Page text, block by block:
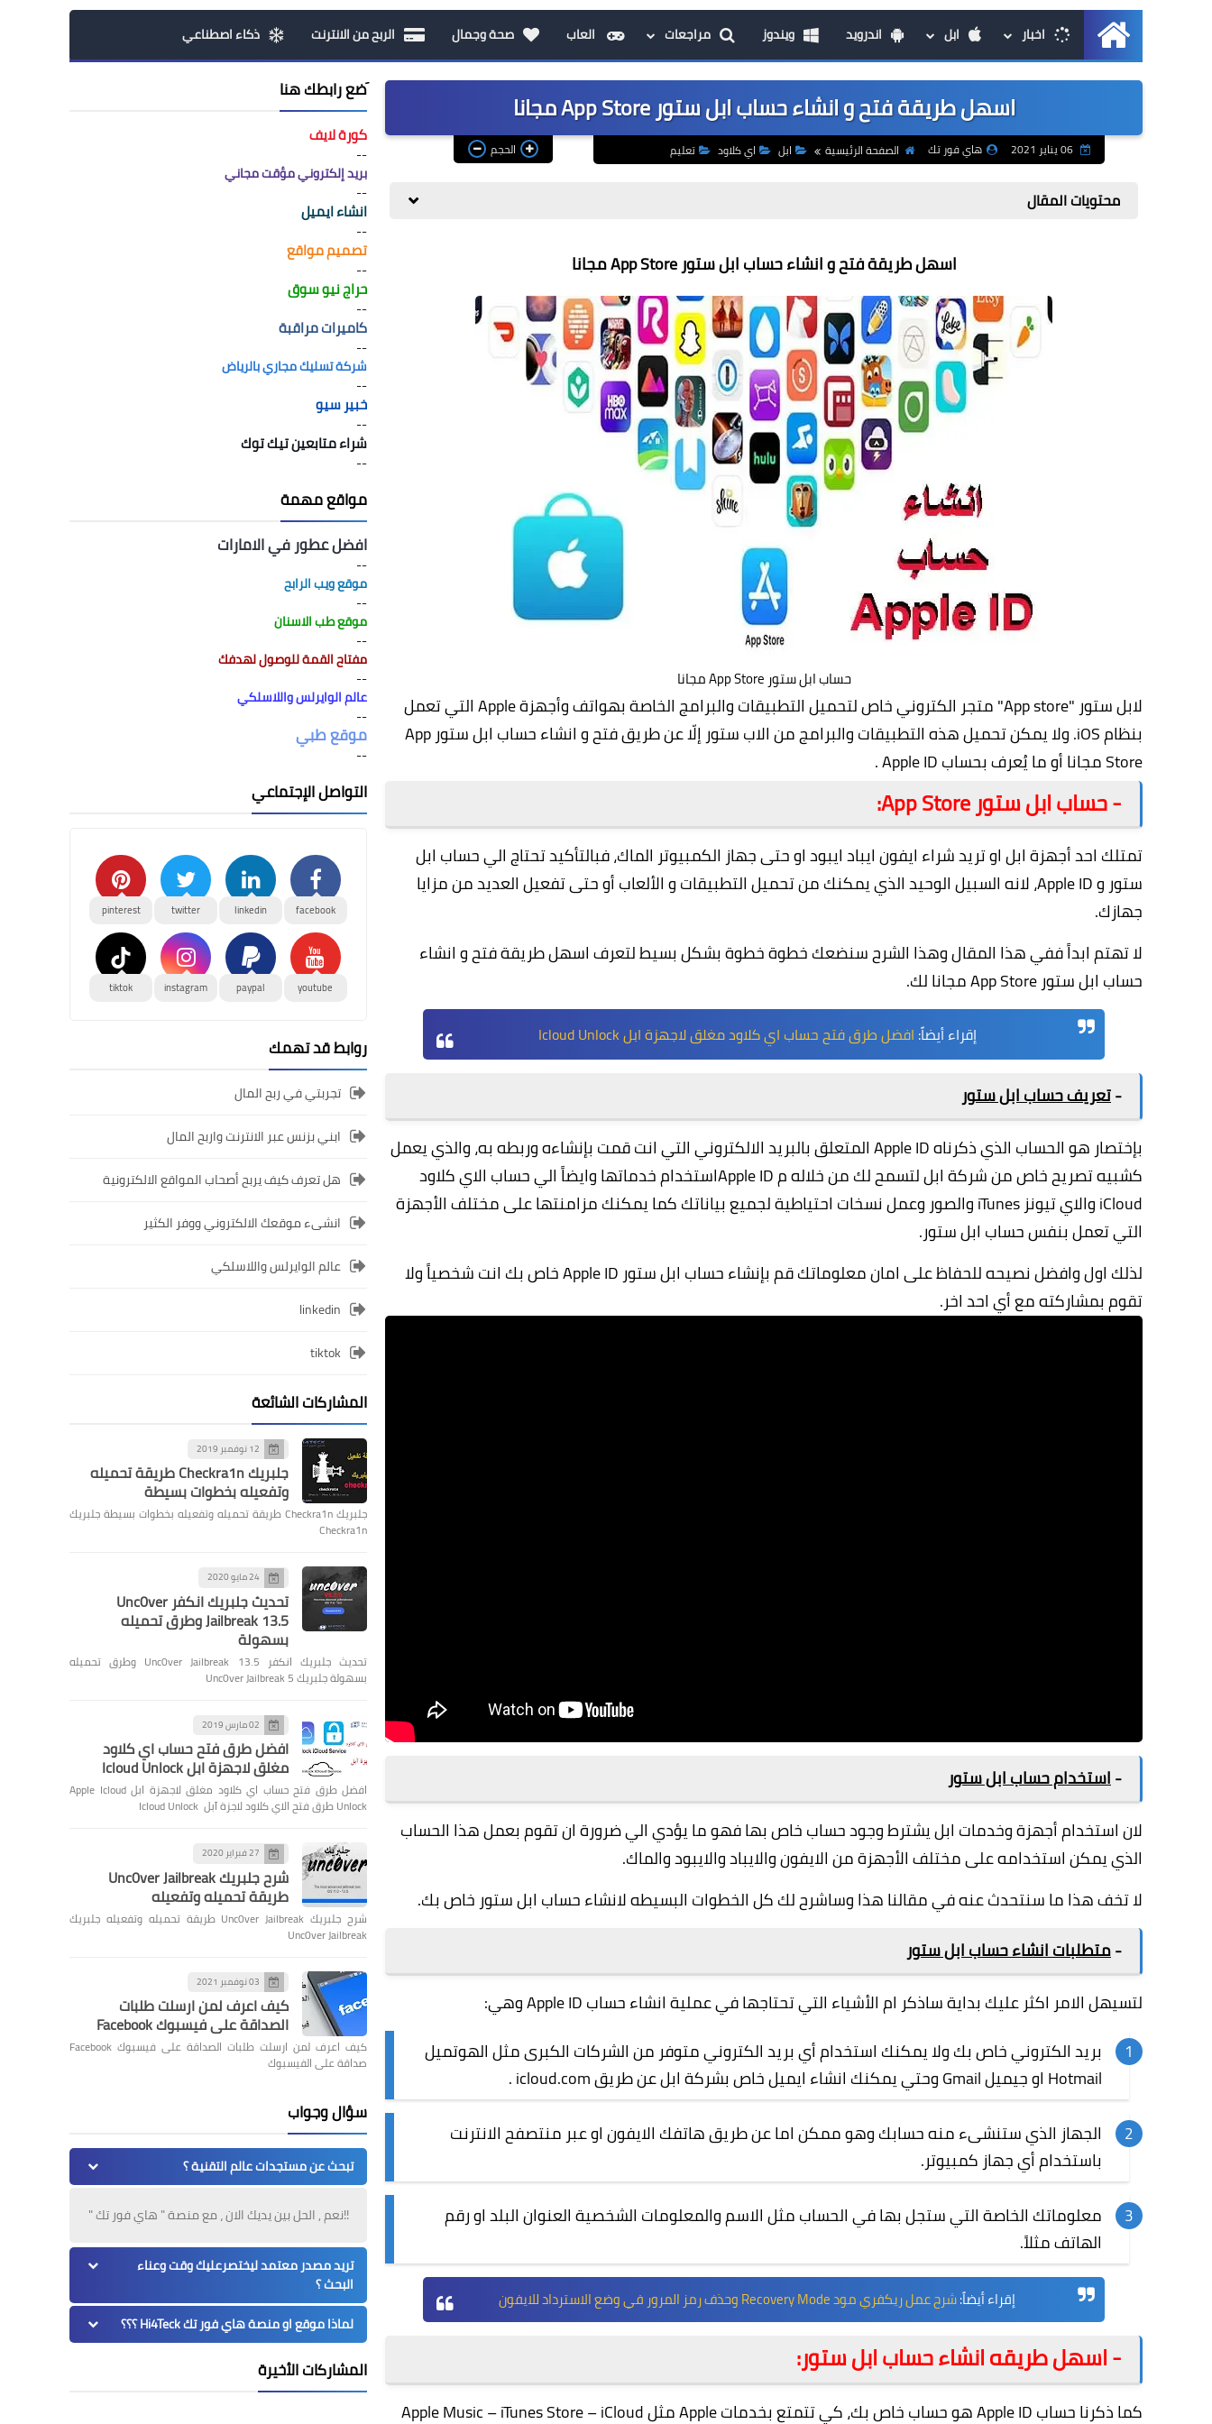
الرئيسيةاخبار ابل اندرويد ويندوز مراجعات العاب صحة وجمال الربح من الانترنت ذكاء اصطناعي
اسهل طريقة فتح و انشاء حساب ابل ستور App Store مجانا
هاي فور تك الصفحة الرئيسية ابل اي كلاود تعليم الحجم
محتويات المقال
اسهل طريقة فتح و انشاء حساب ابل ستور App Store مجانا
حساب ابل ستور App Store مجانا
لابل ستور "App store" متجر الكتروني خاص لتحميل التطبيقات والبرامج الخاصة بهواتف وأجهزة Apple التي تعمل
بنظام iOS. ولا يمكن تحميل هذه التطبيقات والبرامج من الاب ستور إلّا عن طريق فتح و انشاء حساب ابل ستور App
Store مجانا أو ما يُعرف بحساب Apple ID .
- حساب ابل ستور App Store:
تمتلك احد أجهزة ابل او تريد شراء ايفون ايباد ايبود او حتى جهاز الكمبيوتر الماك، فبالتأكيد تحتاج الي حساب ابل
ستور و Apple ID، لانه السبيل الوحيد الذي يمكنك من تحميل التطبيقات و الألعاب أو حتى تفعيل العديد من مزايا
جهازك.
لا تهتم ابداً ففي هذا المقال وهذا الشرح سنضعك خطوة خطوة بشكل بسيط لتعرف اسهل طريقة فتح و انشاء
حساب ابل ستور App Store مجانا لك.
إقراء أيضاً: افضل طرق فتح حساب اي كلاود مغلق لاجهزة ابل Icloud Unlock
-تعريف حساب ابل ستور
بإختصار هو الحساب الذي ذكرناه Apple ID المتعلق بالبريد الالكتروني التي انت قمت بإنشاءه وربطه به، والذي يعمل
كشبيه تصريح خاص من شركة ابل لتسمح لك من خلاله م Apple IDاستخدام خدماتها وايضاً الي حساب الاي كلاود
iCloud والاي تيونز iTunes والصور وعمل نسخات احتياطية لجميع بياناتك كما يمكنك مزامنتها على مختلف الأجهزة
التي تعمل بنفس حساب ابل ستور.
لذلك اول وافضل نصيحه للحفاظ على امان معلوماتك قم بإنشاء حساب ابل ستور Apple ID خاص بك انت شخصياً ولا
تقوم بمشاركته مع أي احد اخر.
-استخدام حساب ابل ستور
لان استخدام أجهزة وخدمات ابل يشترط وجود حساب خاص بها فهو ما يؤدي الي ضرورة ان تقوم بعمل هذا الحساب
الذي يمكن استخدامه على مختلف الأجهزة من الايفون والايباد والايبود والماك.
لا تخف هذا ما سنتحدث عنه في مقالنا هذا وساشرح لك كل الخطوات البسيطه لانشاء حساب ابل ستور خاص بك.
-متطلبات انشاء حساب ابل ستور
لتسيهل الامر اكثر عليك بداية ساذكر ام الأشياء التي تحتاجها في عملية انشاء حساب Apple ID وهي:
بريد الكتروني خاص بك ولا يمكنك استخدام أي بريد الكتروني متوفر من الشركات الكبرى مثل الهوتميل
Hotmail او جيميل Gmail وحتي يمكنك انشاء ايميل خاص بشركة ابل عن طريق
icloud.com
.
الجهاز الذي ستنشىء منه حسابك وهو ممكن اما عن طريق هاتفك الايفون او عبر منتصفح الانترنت
باستخدام أي جهاز كمبيوتر.
معلوماتك الخاصة التي ستجل بها في الحساب مثل الاسم والمعلومات الشخصية العنوان البلد او رقم
الهاتف مثلاً.
إقراء أيضاً:شرح عمل ريكفري مود Recovery Mode وحذف رمز المرور في وضع الاسترداد للايفون
- اسهل طريقه انشاء حساب ابل ستور:
كما ذكرنا حساب Apple ID هو حساب خاص بك، كي تتمتع بخدمات Apple مثل Apple Music – iTunes Store – iCloud
َضع رابطك هنا
كورة لايف
--
بريد إلكتروني مؤقت مجاني
--
انشاء ايميل
--
تصميم مواقع
--
حراج نيو سوق
--
كاميرات مراقبة
--
شركة تسليك مجاري بالرياض
--
خبير سيو
--
شراء متابعين تيك توك
--
مواقع مهمة
افضل عطور في الامارات
--
موقع ويب الرابح
--
موقع طب الاسنان
--
مفتاح القمة للوصول لهدفك
--
عالم الوايرلس واللاسلكي
--
موقع طبي
--
التواصل الإجتماعي
facebook
linkedin
twitter
pinterest
youtube
paypal
instagram
tiktok
روابط قد تهمك
تجربتي في ربح المال
ابني بزنس عبر الانترنت واربح المال
هل تعرف كيف يربح أصحاب المواقع الالكترونية
انشىء موقعك الالكتروني ووفر الكثير
عالم الوايرلس واللاسلكي
linkedin
tiktok
المشاركات الشائعة
12 نوفمبر 2019
جلبريك Checkra1n طريقة تحميله
وتفعيله بخطوات بسيطة
جلبريك Checkra1n طريقة تحميله وتفعيله بخطوات بسيطة جلبريك
Checkra1n
24 مايو 2020
تحديث جلبريك انكفر Unc0ver
Jailbreak 13.5 وطرق تحميله
بسهولة
تحديث جلبريك انكفر Unc0ver Jailbreak 13.5 وطرق تحميله
بسهولة جلبريك Unc0ver Jailbreak 5
02 مارس 2019
افضل طرق فتح حساب اي كلاود
مغلق لاجهزة ابل Icloud Unlock
افضل طرق فتح حساب اي كلاود مغلق لاجهزة ابل Apple Icloud
Unlock طرق فتح الاي كلاود لاجزة آبل Icloud Unlock
27 فبراير 2020
شرح جلبريك Unc0ver Jailbreak
طريقة تحميله وتفعيله
شرح جلبريك Unc0ver Jailbreak طريقة تحميله وتفعيله جلبريك
Unc0ver Jailbreak
03 نوفمبر 2021
كيف اعرف لمن ارسلت طلبات
الصداقة على فيسبوك Facebook
كيف اعرف لمن ارسلت طلبات الصداقة على فيسبوك Facebook
صداقة على الفيسبوك
سؤال وجواب
تبحث عن مستجدات عالم التقنية ؟
!!نعم , الحل بين يديك الان ، مع منصة " هاي فور تك "
تريد مصدر معتمد ليختصرعليك وقت وعناء
البحث ؟
لماذا موقع او منصة هاي فور تك Hi4Teck ؟؟؟
المشاركات الأخيرة